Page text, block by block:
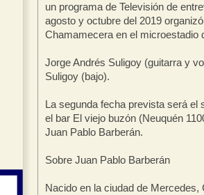
un programa de Televisión de
agosto y octubre del 2019
Chamamecera en el microestadio
Jorge Andrés Suligoy (guitarra y
Suligoy (bajo).
La segunda fecha prevista será el
el bar El viejo buzón (Neuquén
Juan Pablo Barberán.
Sobre Juan Pablo Barberán
Nacido en la ciudad de